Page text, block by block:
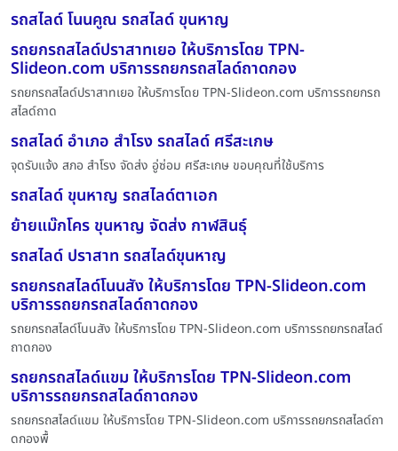
รถสไลด์ โนนคูณ รถสไลด์ ขุนหาญ
รถยกรถสไลด์ปราสาทเยอ ให้บริการโดย TPN-
Slideon.com บริการรถยกรถสไลด์ถาดกอง
รถยกรถสไลด์ปราสาทเยอ ให้บริการโดย TPN-Slideon.com บริการรถยกรถ
สไลด์ถาด
รถสไลด์ อำเภอ สำโรง รถสไลด์ ศรีสะเกษ
จุดรับแจ้ง สภอ สำโรง จัดส่ง อู่ซ่อม ศรีสะเกษ ขอบคุณที่ใช้บริการ
รถสไลด์ ขุนหาญ รถสไลด์ตาเอก
ย้ายแม๊กโคร ขุนหาญ จัดส่ง กาฬสินธุ์
รถสไลด์ ปราสาท รถสไลด์ขุนหาญ
รถยกรถสไลด์โนนสัง ให้บริการโดย TPN-Slideon.com
บริการรถยกรถสไลด์ถาดกอง
รถยกรถสไลด์โนนสัง ให้บริการโดย TPN-Slideon.com บริการรถยกรถสไลด์
ถาดกอง
รถยกรถสไลด์แขม ให้บริการโดย TPN-Slideon.com
บริการรถยกรถสไลด์ถาดกอง
รถยกรถสไลด์แขม ให้บริการโดย TPN-Slideon.com บริการรถยกรถสไลด์ถา
ดกองพื้